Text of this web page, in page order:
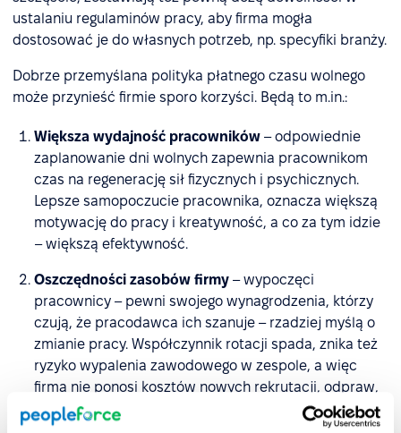
ustalaniu regulaminów pracy, aby firma mogła
dostosować je do własnych potrzeb, np. specyfiki branży.
Dobrze przemyślana polityka płatnego czasu wolnego
może przynieść firmie sporo korzyści. Będą to m.in.:
Większa wydajność pracowników – odpowiednie
zaplanowanie dni wolnych zapewnia pracownikom
czas na regenerację sił fizycznych i psychicznych.
Lepsze samopoczucie pracownika, oznacza większą
motywację do pracy i kreatywność, a co za tym idzie
– większą efektywność.
Oszczędności zasobów firmy – wypoczęci
pracownicy – pewni swojego wynagrodzenia, którzy
czują, że pracodawca ich szanuje – rzadziej myślą o
zmianie pracy. Współczynnik rotacji spada, znika też
ryzyko wypalenia zawodowego w zespole, a więc
firma nie ponosi kosztów nowych rekrutacji, odpraw,
czy przestojów w działaniu, związanych z
nieplanowanymi absencjami.